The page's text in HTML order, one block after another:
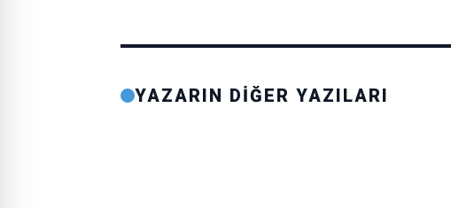
YAZARIN DİĞER YAZILARI